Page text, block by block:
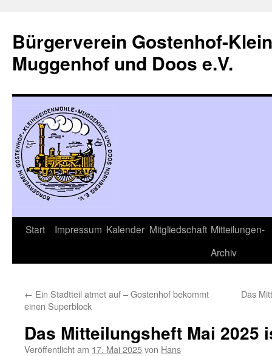
springen
Bürgerverein Gostenhof-
Muggenhof und Doos e.V.
Start Impressum Kalender Mitgliedschaft Mitteilungen-
Archiv
← Ein Stadtteil atmet auf – Gostenhof bekommt
einen Superblock
Das
Das Mitteilungsheft Mai 2025
Veröffentlicht am 17. Mai 2025von Hans